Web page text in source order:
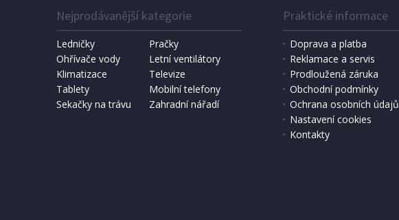
SKLADEM
300 Kč Přidat do košíku
Nejprodávanější kategorie
Ledničky
Pračky
Ohřívače vody
Letní ventilátory
Klimatizace
Televize
Tablety
Mobilní telefony
Sekačky na trávu
Zahradní nářadí
Praktické informace
Doprava a platba
Reklamace a servis
Prodloužená záruka
Obchodní podmínky
Ochrana osobních údajů
Nastavení cookies
Kontakty